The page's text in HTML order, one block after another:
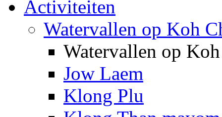
Activiteiten
Watervallen op Koh
Watervallen op
Jow Laem
Klong Plu